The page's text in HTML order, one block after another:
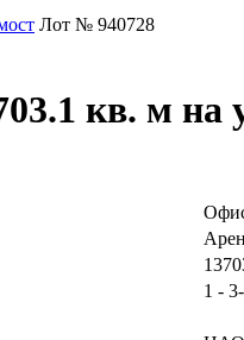
Лот № 940728
кв. м на
1 -